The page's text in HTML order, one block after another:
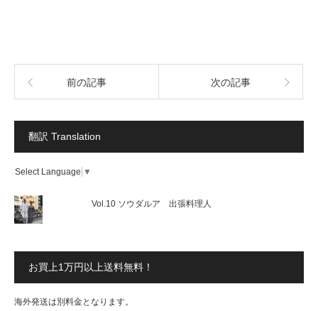
前の記事 次の記事
翻訳 Translation
Select Language ▼
Vol.10 ソウダルア 出張料理人
お買上1万円以上送料無料！
海外発送は別料金となります。